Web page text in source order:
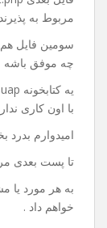
آل رسیدم .
که در این
به صفحه
مربوط به
چه موفق